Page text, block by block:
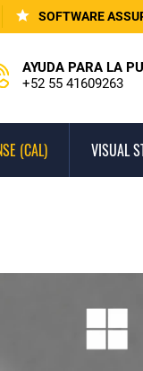
SOFTWARE
AYUDA PARA LA
+52 55 41609263
(CAL) VISUAL